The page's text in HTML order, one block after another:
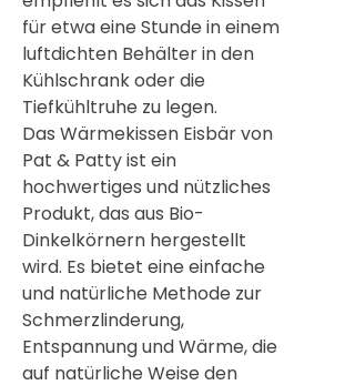
für etwa eine Stunde in einem
luftdichten Behälter in den
Kühlschrank oder die
Tiefkühltruhe zu legen.
Das Wärmekissen Eisbär von
Pat & Patty ist ein
hochwertiges und nützliches
Produkt, das aus Bio-
Dinkelkörnern hergestellt
wird. Es bietet eine einfache
und natürliche Methode zur
Schmerzlinderung,
Entspannung und Wärme, die
auf natürliche Weise den